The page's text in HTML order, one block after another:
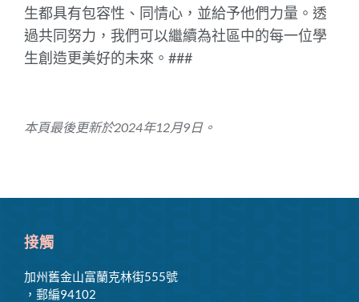
生都具有包容性、同情心，並給予他們力量。透
過共同努力，我們可以繼續為社區中的每一位學
生創造更美好的未來。###
本頁最後更新於2024年12月9日。
接觸
加州舊金山富蘭克林街555號
，郵編94102